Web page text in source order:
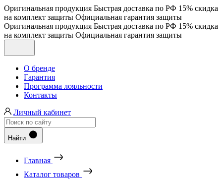
Оригинальная продукция Быстрая доставка по РФ 15% скидка
на комплект защиты Официальная гарантия защиты
Оригинальная продукция Быстрая доставка по РФ 15% скидка
на комплект защиты Официальная гарантия защиты
О бренде
Гарантия
Программа лояльности
Контакты
Личный кабинет
Найти
Главная
Каталог товаров